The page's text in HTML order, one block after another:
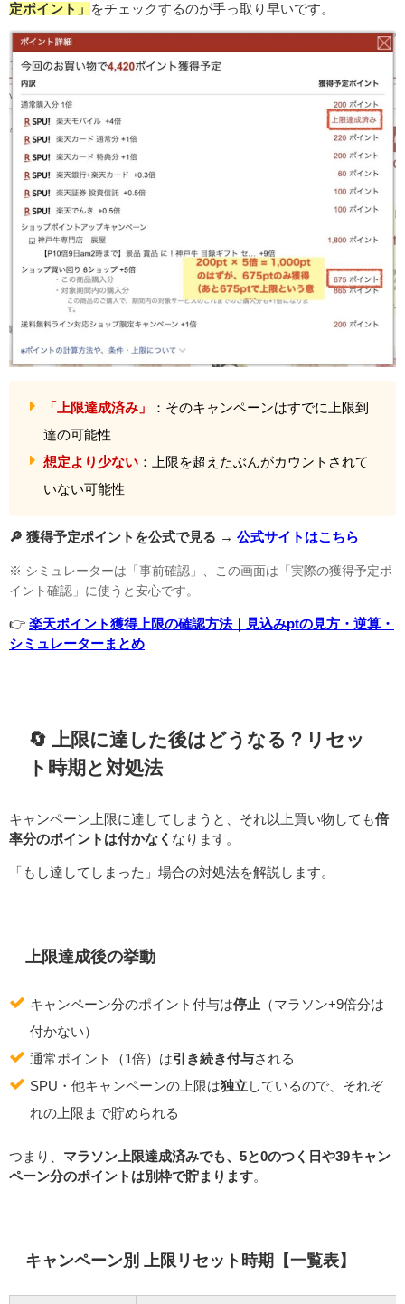
定ポイント」
をチェックするのが手っ取り早いです。
「上限達成済み」
：そのキャンペーンはすでに上限到
達の可能性
想定より少ない：上限を超えたぶんがカウントされて
いない可能性
🔎 獲得予定ポイントを公式で見る → 公式サイトはこちら
※ シミュレーターは「事前確認」、この画面は「実際の獲得予定ポ
イント確認」に使うと安心です。
👉 楽天ポイント獲得上限の確認方法｜見込みptの見方・逆算・
シミュレーターまとめ
🔄 上限に達した後はどうなる？リセッ
ト時期と対処法
キャンペーン上限に達してしまうと、それ以上買い物しても倍
率分のポイントは付かなく なります。
「もし達してしまった」場合の対処法を解説します。
上限達成後の挙動
キャンペーン分のポイント付与は停止 （マラソン+9倍分は
付かない）
通常ポイント（1倍）は引き続き付与される
SPU・他キャンペーンの上限は独立しているので、それぞ
れの上限まで貯められる
つまり、 マラソン上限達成済みでも、5と0のつく日や39キャン
ペーン分のポイントは別枠で貯まります。
キャンペーン別 上限リセット時期【一覧表】